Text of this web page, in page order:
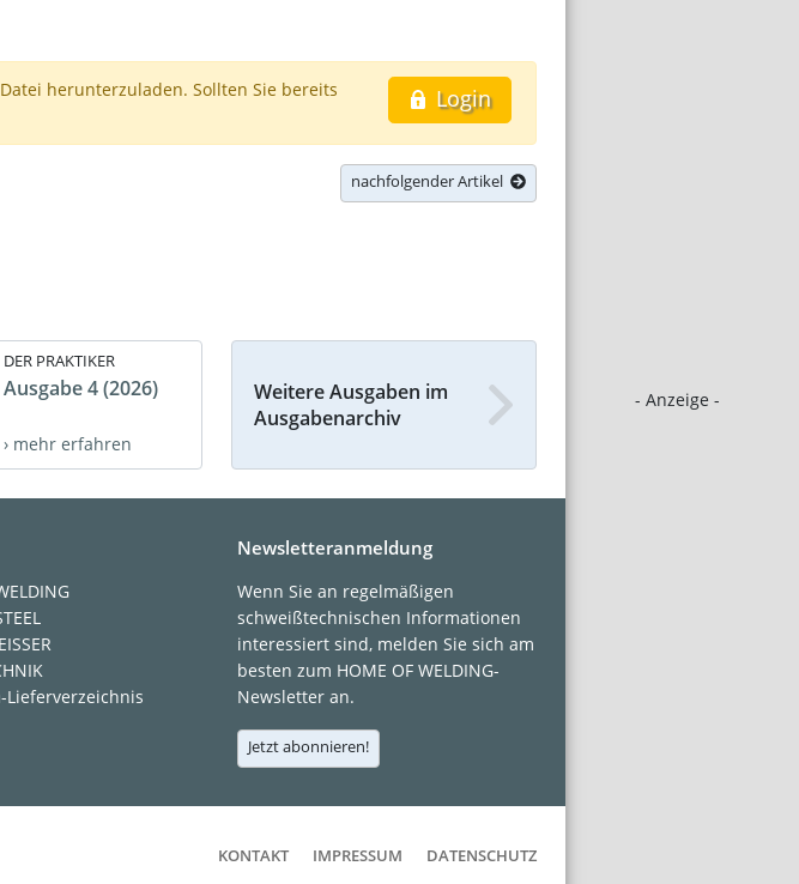
- Anzeige -
Login
herunterzuladen. Sollten Sie bereits
nachfolgender Artikel
DER PRAKTIKER
Ausgabe 4 (2026)
› mehr erfahren
Weitere Ausgaben im
Ausgabenarchiv
Newsletteranmeldung
Wenn Sie an regelmäßigen
schweißtechnischen Informationen
interessiert sind, melden Sie sich am
besten zum HOME OF WELDING-
Newsletter an.
Jetzt abonnieren!
KONTAKT IMPRESSUM DATENSCHUTZ